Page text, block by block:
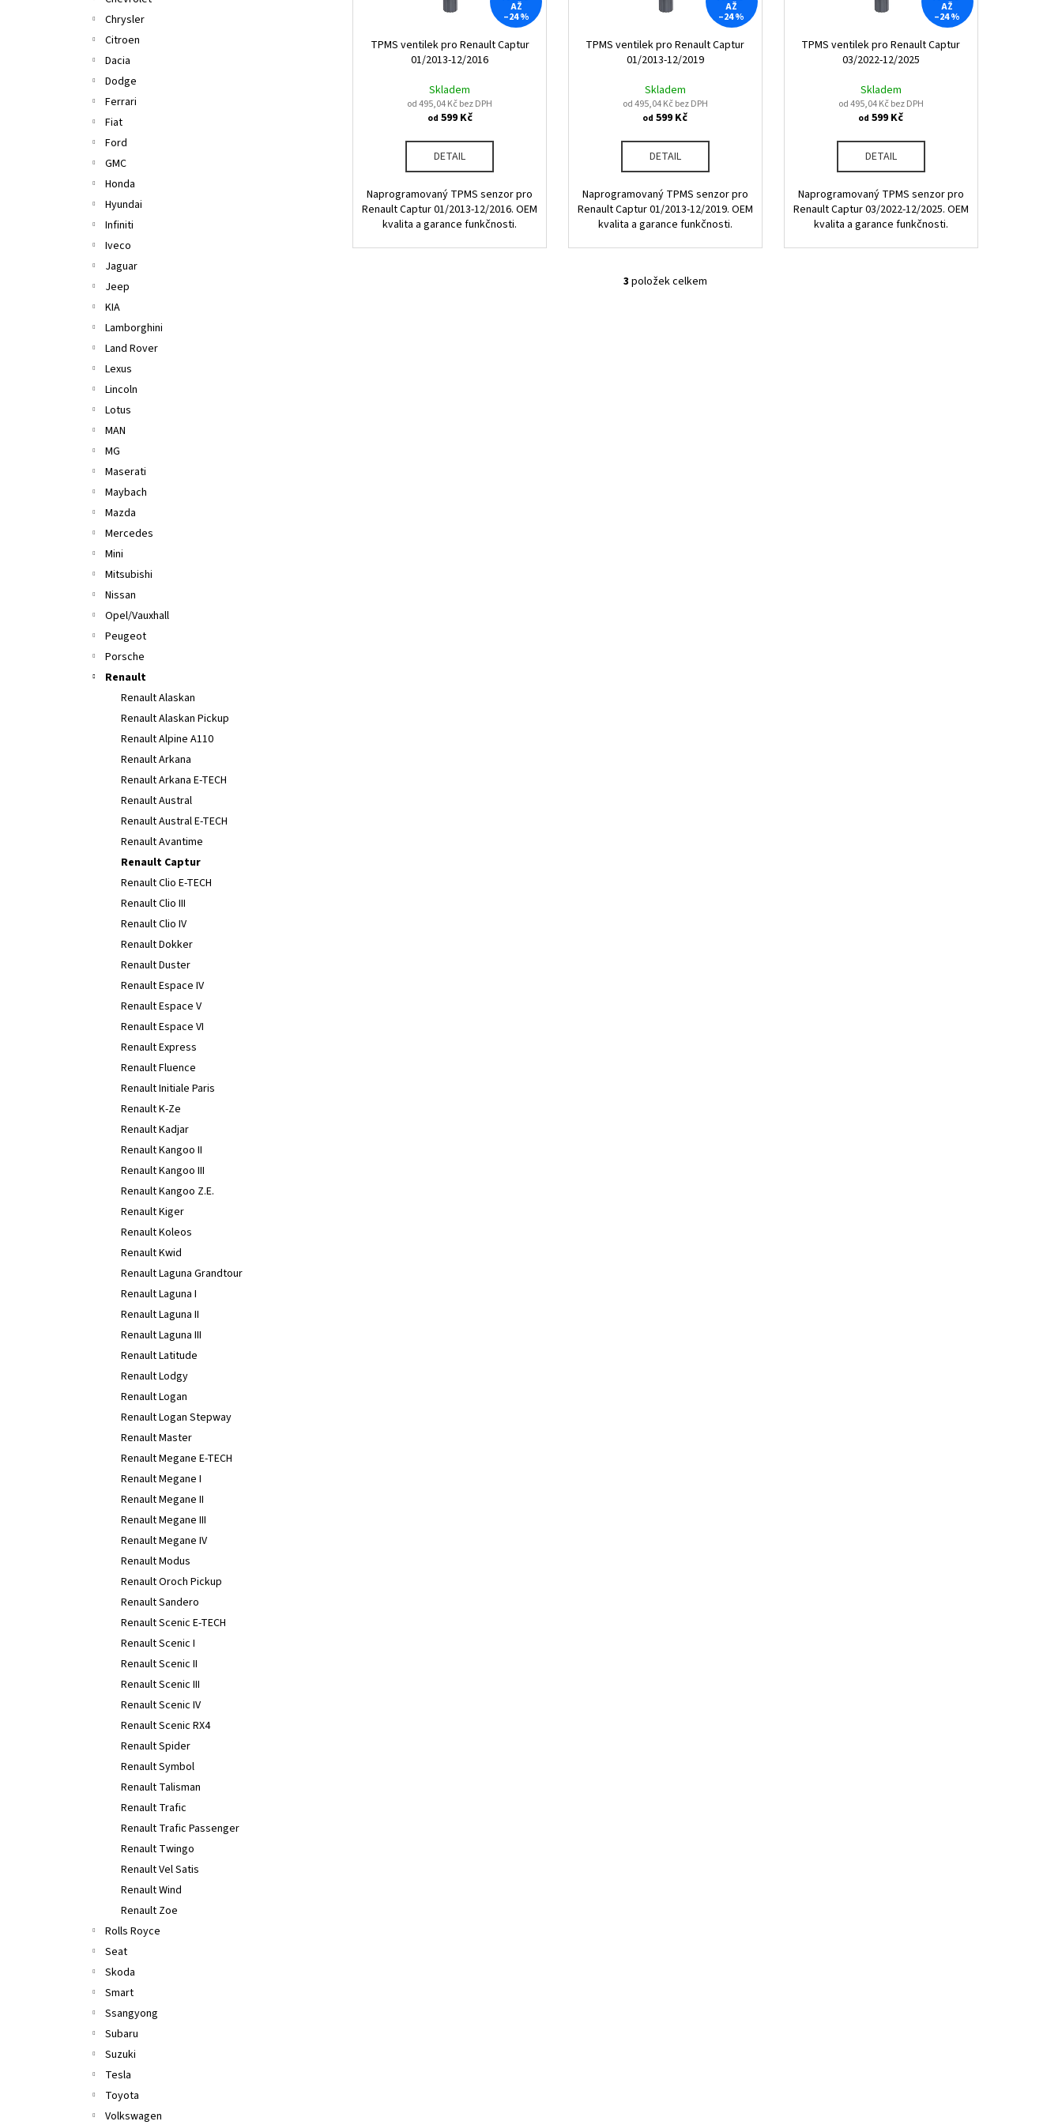
Chrysler
Citroen
Dacia
Dodge
Ferrari
Fiat
Ford
GMC
Honda
Hyundai
Infiniti
Iveco
Jaguar
Jeep
KIA
Lamborghini
Land Rover
Lexus
Lincoln
Lotus
MAN
MG
Maserati
Maybach
Mazda
Mercedes
Mini
Mitsubishi
Nissan
Opel/Vauxhall
Peugeot
Porsche
Renault
Renault Alaskan
Renault Alaskan Pickup
Renault Alpine A110
Renault Arkana
Renault Arkana E-TECH
Renault Austral
Renault Austral E-TECH
Renault Avantime
Renault Captur
Renault Clio E-TECH
Renault Clio III
Renault Clio IV
Renault Dokker
Renault Duster
Renault Espace IV
Renault Espace V
Renault Espace VI
Renault Express
Renault Fluence
Renault Initiale Paris
Renault K-Ze
Renault Kadjar
Renault Kangoo II
Renault Kangoo III
Renault Kangoo Z.E.
Renault Kiger
Renault Koleos
Renault Kwid
Renault Laguna Grandtour
Renault Laguna I
Renault Laguna II
Renault Laguna III
Renault Latitude
Renault Lodgy
Renault Logan
Renault Logan Stepway
Renault Master
Renault Megane E-TECH
Renault Megane I
Renault Megane II
Renault Megane III
Renault Megane IV
Renault Modus
Renault Oroch Pickup
Renault Sandero
Renault Scenic E-TECH
Renault Scenic I
Renault Scenic II
Renault Scenic III
Renault Scenic IV
Renault Scenic RX4
Renault Spider
Renault Symbol
Renault Talisman
Renault Trafic
Renault Trafic Passenger
Renault Twingo
Renault Vel Satis
Renault Wind
Renault Zoe
Rolls Royce
Seat
Skoda
Smart
Ssangyong
Subaru
Suzuki
Tesla
Toyota
Volkswagen
AŽ
–24 %
TPMS ventilek pro Renault Captur
01/2013-12/2016
Skladem
od 495,04 Kč bez DPH
od 599 Kč
DETAIL
Naprogramovaný TPMS senzor pro
Renault Captur 01/2013-12/2016. OEM
kvalita a garance funkčnosti.
AŽ
–24 %
TPMS ventilek pro Renault Captur
01/2013-12/2019
Skladem
od 495,04 Kč bez DPH
od 599 Kč
DETAIL
Naprogramovaný TPMS senzor pro
Renault Captur 01/2013-12/2019. OEM
kvalita a garance funkčnosti.
AŽ
–24 %
TPMS ventilek pro Renault Captur
03/2022-12/2025
Skladem
od 495,04 Kč bez DPH
od 599 Kč
DETAIL
Naprogramovaný TPMS senzor pro
Renault Captur 03/2022-12/2025. OEM
kvalita a garance funkčnosti.
O
3 položek celkem